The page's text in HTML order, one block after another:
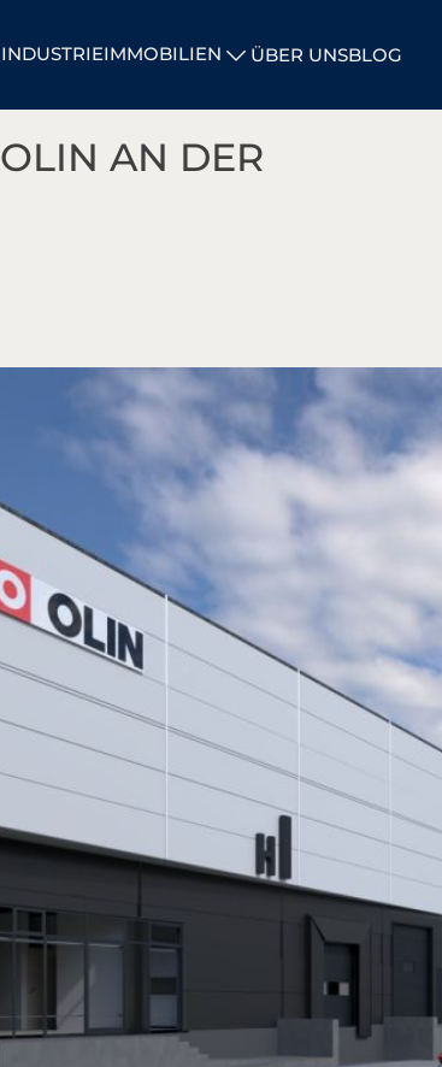
INDUSTRIEIMMOBILIEN ÜBER UNSBLOG
AN DER